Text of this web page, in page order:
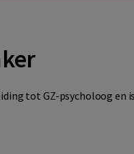
tot GZ-psycholoog en